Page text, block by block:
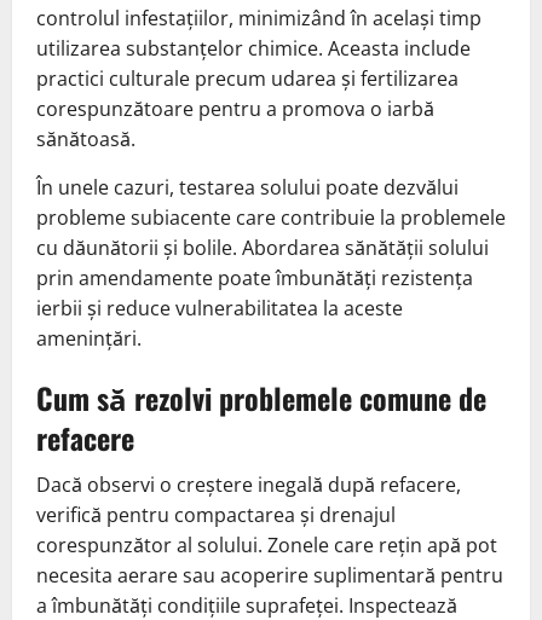
controlul infestațiilor, minimizând în același timp
utilizarea substanțelor chimice. Aceasta include
practici culturale precum udarea și fertilizarea
corespunzătoare pentru a promova o iarbă
sănătoasă.
În unele cazuri, testarea solului poate dezvălui
probleme subiacente care contribuie la problemele
cu dăunătorii și bolile. Abordarea sănătății solului
prin amendamente poate îmbunătăți rezistența
ierbii și reduce vulnerabilitatea la aceste
amenințări.
Cum să rezolvi problemele comune de
refacere
Dacă observi o creștere inegală după refacere,
verifică pentru compactarea și drenajul
corespunzător al solului. Zonele care rețin apă pot
necesita aerare sau acoperire suplimentară pentru
a îmbunătăți condițiile suprafeței. Inspectează